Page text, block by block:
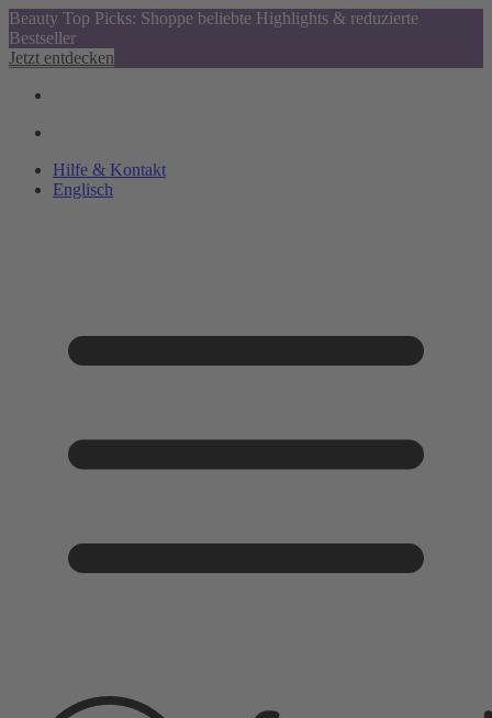
Beauty Top Picks: Shoppe beliebte Highlights & reduzierte
Bestseller
Jetzt entdecken
Hilfe & Kontakt
Englisch